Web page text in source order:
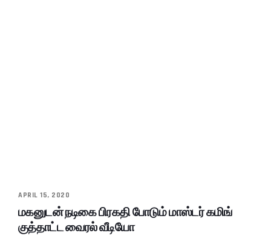
APRIL 15, 2020
மகனுடன் நடிகை பிரகதி போடும் மாஸ்டர் கமிங்
குத்தாட்ட வைரல் வீடியோ